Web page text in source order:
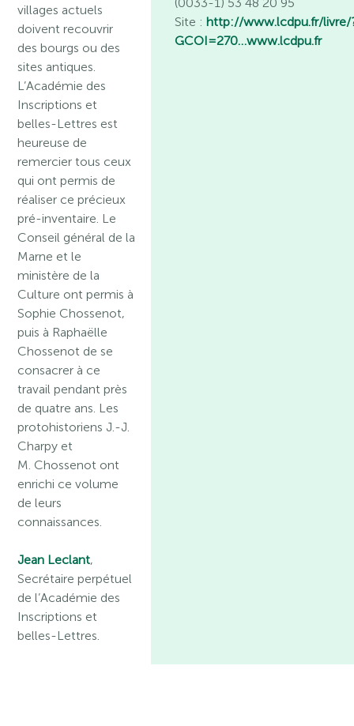
villages actuels
doivent recouvrir
des bourgs ou des
sites antiques.
L’Académie des
Inscriptions et
belles-Lettres est
heureuse de
remercier tous ceux
qui ont permis de
réaliser ce précieux
pré-inventaire. Le
Conseil général de la
Marne et le
ministère de la
Culture ont permis à
Sophie Chossenot,
puis à Raphaëlle
Chossenot de se
consacrer à ce
travail pendant près
de quatre ans. Les
protohistoriens J.-J.
Charpy et
M. Chossenot ont
enrichi ce volume
de leurs
connaissances.
Jean Leclant,
Secrétaire perpétuel
de l’Académie des
Inscriptions et
belles-Lettres.
Site :http://www.lcdpu.fr/livre/
GCOI=270…www.lcdpu.fr